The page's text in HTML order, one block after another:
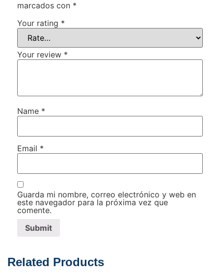
marcados con *
Your rating *
Your review *
Name *
Email *
Guarda mi nombre, correo electrónico y web en
este navegador para la próxima vez que
comente.
Related Products